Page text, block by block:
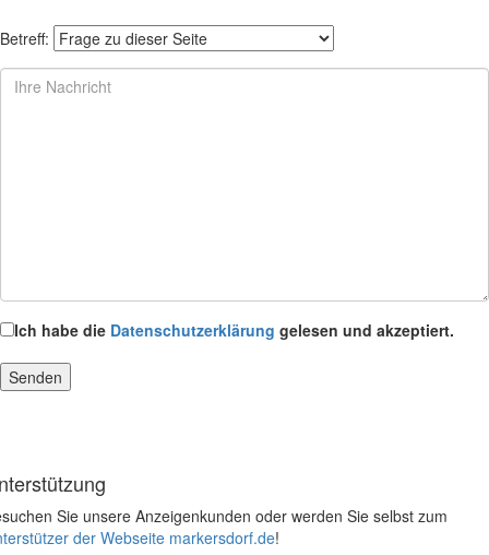
Betreff:
Ich habe die Datenschutzerklärung gelesen und akzeptiert.
Sie unsere Anzeigenkunden oder werden Sie selbst zum
der Webseite markersdorf.de!